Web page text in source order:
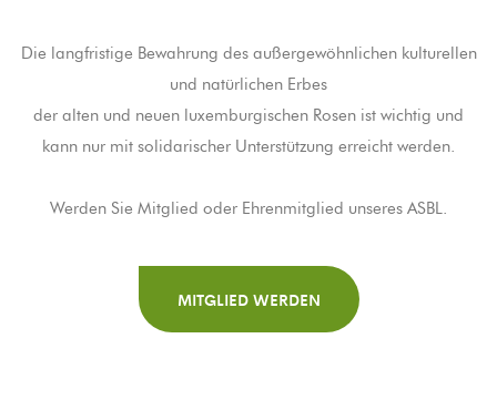
Die langfristige Bewahrung des außergewöhnlichen kulturellen
und natürlichen Erbes
der alten und neuen luxemburgischen Rosen ist wichtig und
kann nur mit solidarischer Unterstützung erreicht werden.
Werden Sie Mitglied oder Ehrenmitglied unseres ASBL.
MITGLIED WERDEN